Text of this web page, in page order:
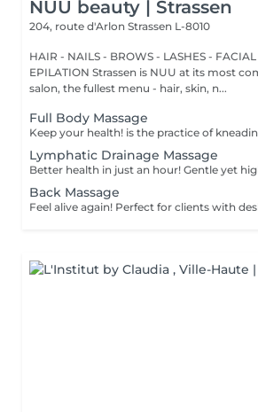
NUU beauty | Strassen
204, route d'Arlon Strassen L-8010
HAIR - NAILS - BROWS - LASHES - FACIAL
EPILATION Strassen is NUU at its most
salon, the fullest menu - hair, skin, n...
Full Body Massage
Lymphatic Drainage Massage
Back Massage